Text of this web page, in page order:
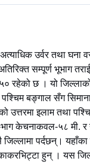
उर्वर तथा घना
सम्पूर्ण भूभाग
रहेको छ । यो
पश्चिम बङ्गाल सँग
उत्तरमा इलाम तथा
केचनाकवल-५८ मी. र
पर्दछन्। यहाँका
हुन् । यस